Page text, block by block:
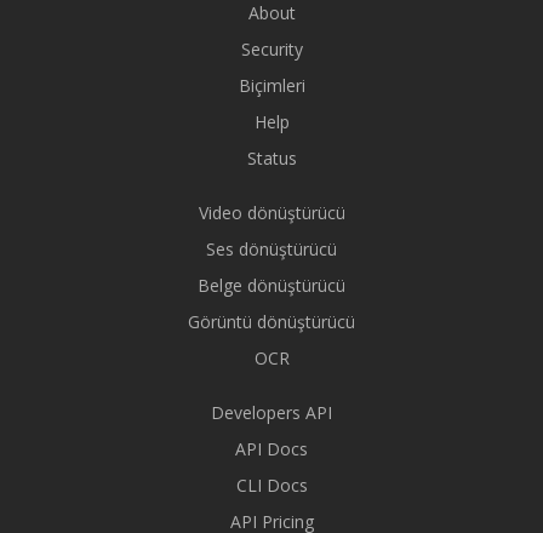
About
Security
Biçimleri
Help
Status
Video dönüştürücü
Ses dönüştürücü
Belge dönüştürücü
Görüntü dönüştürücü
OCR
Developers API
API Docs
CLI Docs
API Pricing